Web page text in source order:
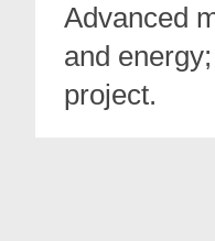
Advanced
and
project.